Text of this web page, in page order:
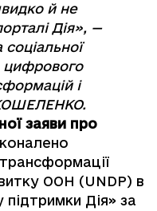
й не
Дія», —
соціальної
цифрового
і
заяви про
ООН (UNDP) в
Дія» за